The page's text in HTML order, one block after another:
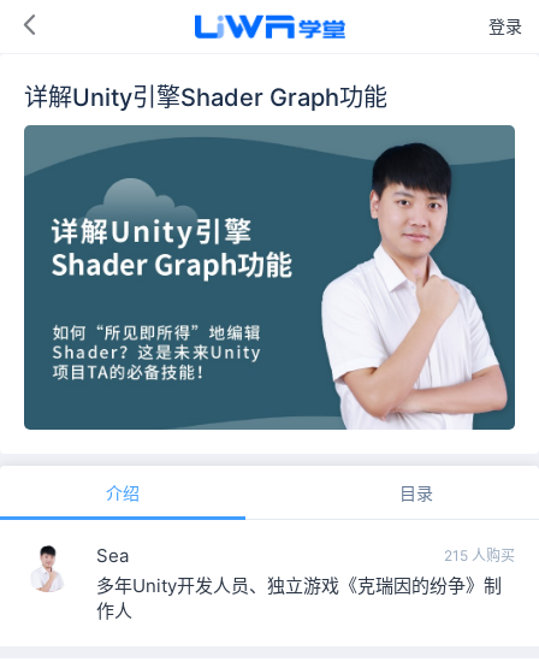
登录
详解Unity引擎Shader Graph功能
介绍 目录
Sea 215 人购买
多年Unity开发人员、独立游戏《克瑞因的纷争》制
作人